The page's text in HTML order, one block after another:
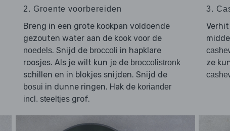
2. Groente voorbereiden
Breng in een grote kookpan voldoende
gezouten water aan de kook voor de
noedels. Snijd de broccoli in hapklare
roosjes. Als je wilt kun je de broccolistronk
schillen en in blokjes snijden. Snijd de
bosui in dunne ringen. Hak de koriander
incl. steeltjesgrof.
3.
ze